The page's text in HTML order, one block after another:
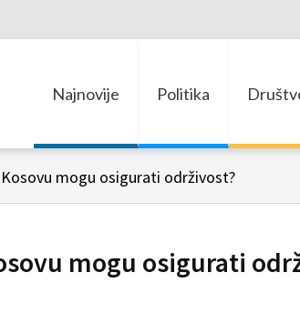
Najnovije Politika
mogu osigurati održivost?
mogu osigurati